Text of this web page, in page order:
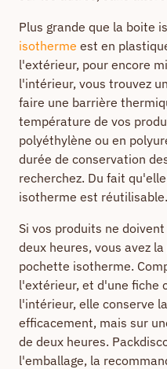
Plus grande que la boite
isotherme est en
l'extérieur, pour encore
l'intérieur, vous trouvez
faire une barrière
température de vos
polyéthylène ou en
durée de conservation
recherchez. Du fait
isotherme est réutilisable.
Si vos produits ne
deux heures, vous avez
pochette isotherme.
l'extérieur, et d'une fiche
l'intérieur, elle conserve
efficacement, mais sur
de deux heures.
l'emballage, la